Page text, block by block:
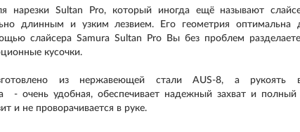
нарезки Sultan Pro, который иногда ещё называют
длинным и узким лезвием. Его геометрия оптимальна
слайсера Samura Sultan Pro Вы без проблем
кусочки.
из нержавеющей стали AUS-8, а рукоять
- очень удобная, обеспечивает надежный захват и
и не проворачивается в руке.